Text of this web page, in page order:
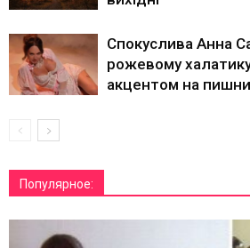
Спокуслива Анна
рожевому
акцентом на
Популярное: